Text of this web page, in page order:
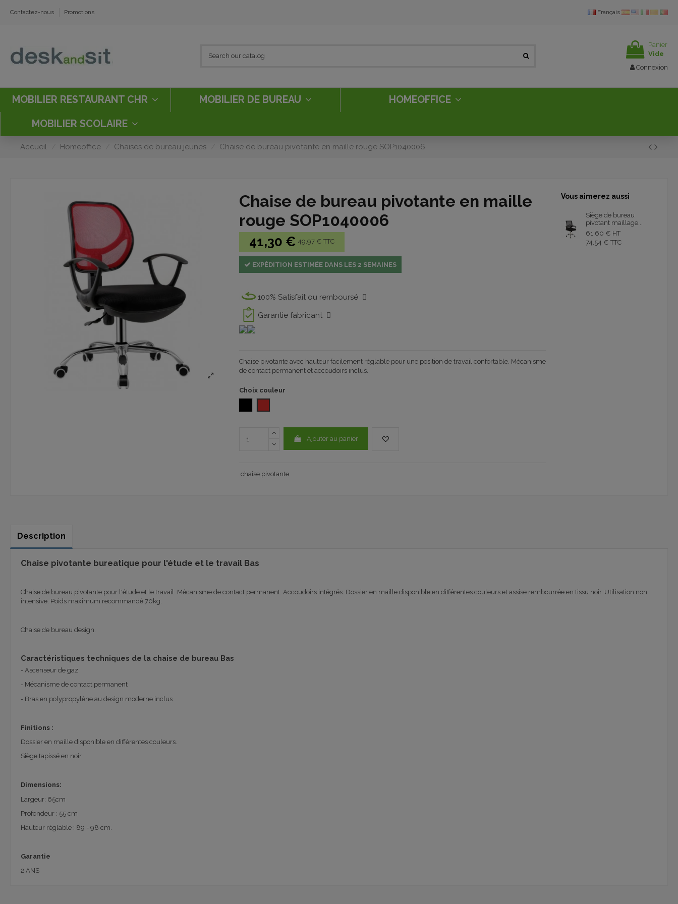
Contactez-nous Promotions Français
Panier
Vide
Connexion
MOBILIER RESTAURANT CHR MOBILIER DE BUREAU HOMEOFFICE
MOBILIER SCOLAIRE
Accueil Homeoffice Chaises de bureau jeunes Chaise de bureau pivotante en maille rouge SOP1040006
Chaise de bureau pivotante en maille
rouge SOP1040006
41,30 € 49.97 € TTC
EXPÉDITION ESTIMÉE DANS LES 2 SEMAINES
100% Satisfait ou remboursé
Garantie fabricant
Chaise pivotante avec hauteur facilement réglable pour une position de travail confortable. Mécanisme
de contact permanent et accoudoirs inclus.
Choix couleur
Ajouter au panier
chaise pivotante
Vous aimerez aussi
Siège de bureau
pivotant maillage...
61,60 € HT
74.54 € TTC
Description
Chaise pivotante bureatique pour l'étude et le travail Bas
Chaise de bureau pivotante pour l'étude et le travail. Mécanisme de contact permanent. Accoudoirs intégrés. Dossier en maille disponible en différentes couleurs et assise rembourrée en tissu noir. Utilisation non
intensive. Poids maximum recommandé 70kg.
Chaise de bureau design.
Caractéristiques techniques de la chaise de bureau Bas
- Ascenseur de gaz
- Mécanisme de contact permanent
- Bras en polypropylène au design moderne inclus
Finitions :
Dossier en maille disponible en différentes couleurs.
Siège tapissé en noir.
Dimensions:
Largeur: 65cm
Profondeur : 55 cm
Hauteur réglable : 89 - 98 cm.
Garantie
2 ANS